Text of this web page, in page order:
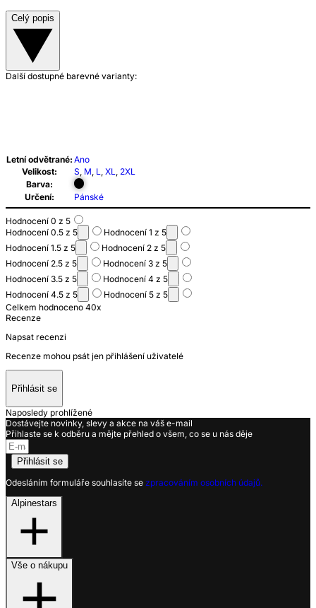
Celý popis
Další dostupné barevné varianty:
Letní odvětrané: Ano
Velikost:
S, M, L, XL, 2XL
Barva:
Určení:
Pánské
Hodnocení 0 z 5
Hodnocení 0.5 z 5
Hodnocení 1 z 5
Hodnocení 1.5 z 5
Hodnocení 2 z 5
Hodnocení 2.5 z 5
Hodnocení 3 z 5
Hodnocení 3.5 z 5
Hodnocení 4 z 5
Hodnocení 4.5 z 5
Hodnocení 5 z 5
Celkem hodnoceno 40x
Recenze
Napsat recenzi
Recenze mohou psát jen přihlášení uživatelé
Přihlásit se
Naposledy prohlížené
Dostávejte novinky, slevy a akce na váš e-mail
Přihlaste se k odběru a mějte přehled o všem, co se u nás děje
Přihlásit se
Odesláním formuláře souhlasíte se zpracováním osobních údajů.
Alpinestars
Vše o nákupu